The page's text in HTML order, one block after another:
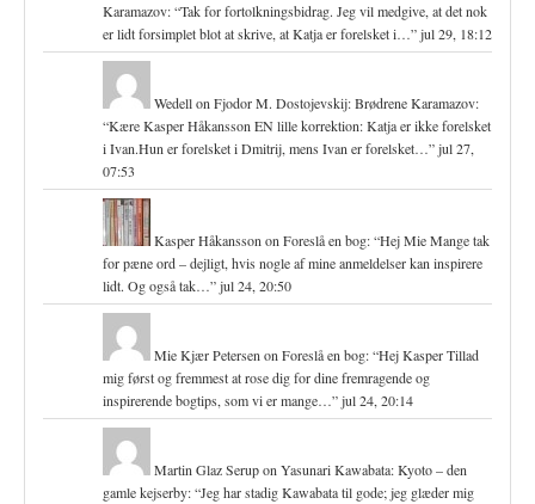
Karamazov: “Tak for fortolkningsbidrag. Jeg vil medgive, at det nok
er lidt forsimplet blot at skrive, at Katja er forelsket i…”jul 29, 18:12
Wedellon Fjodor M. Dostojevskij: Brødrene Karamazov:
“Kære Kasper Håkansson EN lille korrektion: Katja er ikke forelsket
i Ivan.Hun er forelsket i Dmitrij, mens Ivan er forelsket…”jul 27,
07:53
Kasper Håkansson on Foreslå en bog: “Hej Mie Mange tak
for pæne ord – dejligt, hvis nogle af mine anmeldelser kan inspirere
lidt. Og også tak…”jul 24, 20:50
Mie Kjær Petersen on Foreslå en bog: “Hej Kasper Tillad
mig først og fremmest at rose dig for dine fremragende og
inspirerende bogtips, som vi er mange…”jul 24, 20:14
Martin Glaz Serupon Yasunari Kawabata: Kyoto – den
gamle kejserby: “Jeg har stadig Kawabata til gode; jeg glæder mig